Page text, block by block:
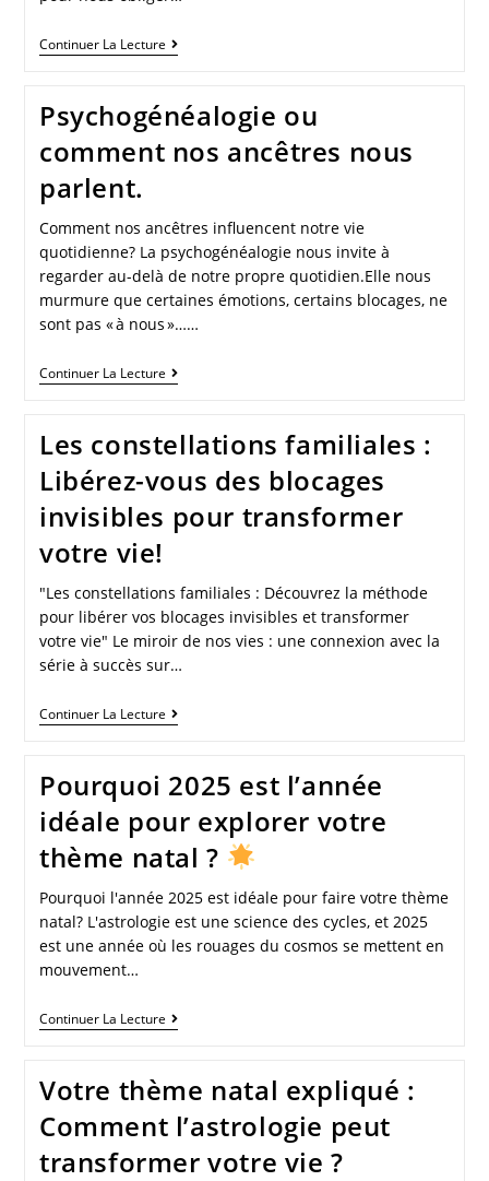
Continuer La Lecture
Psychogénéalogie ou
comment nos ancêtres nous
parlent.
Comment nos ancêtres influencent notre vie
quotidienne? La psychogénéalogie nous invite à
regarder au-delà de notre propre quotidien.Elle nous
murmure que certaines émotions, certains blocages, ne
sont pas « à nous »……
Continuer La Lecture
Les constellations familiales :
Libérez-vous des blocages
invisibles pour transformer
votre vie!
"Les constellations familiales : Découvrez la méthode
pour libérer vos blocages invisibles et transformer
votre vie" Le miroir de nos vies : une connexion avec la
série à succès sur…
Continuer La Lecture
Pourquoi 2025 est l’année
idéale pour explorer votre
thème natal ?
Pourquoi l'année 2025 est idéale pour faire votre thème
natal? L'astrologie est une science des cycles, et 2025
est une année où les rouages du cosmos se mettent en
mouvement…
Continuer La Lecture
Votre thème natal expliqué :
Comment l’astrologie peut
transformer votre vie ?